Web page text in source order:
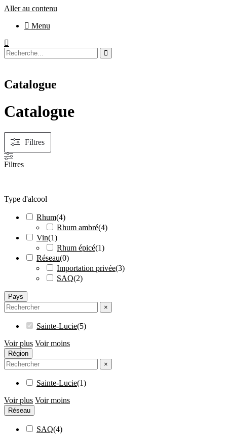
Aller au contenu
Menu
Catalogue
Catalogue
Filtres
Filtres
Type d'alcool
Rhum(4)
Rhum ambré(4)
Vin(1)
Rhum épicé(1)
Réseau(0)
Importation privée(3)
SAQ(2)
Pays
×
Sainte-Lucie(5)
Voir plus Voir moins
Région
×
Sainte-Lucie(1)
Voir plus Voir moins
Réseau
SAQ(4)